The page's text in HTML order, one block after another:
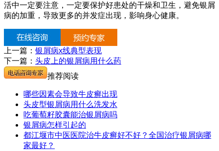
活中一定要注意，一定要保护好患处的干燥和卫生，避免银屑
病的加重，导致更多的并发症出现，影响身心健康。
上一篇： 银屑病x线典型表现
下一篇： 头皮上的银屑病用什么药
推荐阅读
哪些因素会导致牛皮癣出现
头皮型银屑病用什么洗发水
吃葡萄籽胶囊能治银屑病吗
银屑病怎样引起的
都江堰市中医医院治牛皮癣好不好？全国治疗银屑病哪
家最好？